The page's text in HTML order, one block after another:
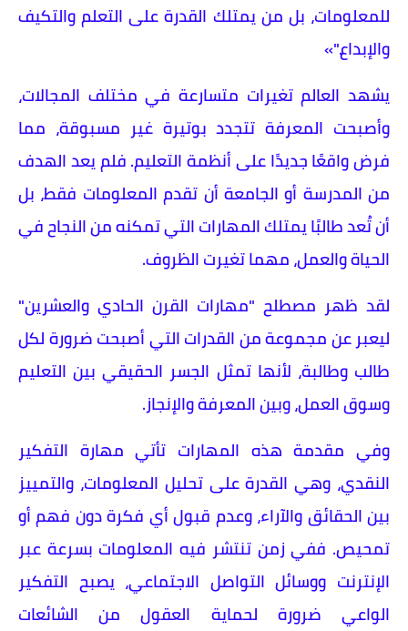
للمعلومات، بل من يمتلك القدرة على التعلم والتكيف
والإبداع."»
يشهد العالم تغيرات متسارعة في مختلف المجالات،
وأصبحت المعرفة تتجدد بوتيرة غير مسبوقة، مما
فرض واقعًا جديدًا على أنظمة التعليم. فلم يعد الهدف
من المدرسة أو الجامعة أن تقدم المعلومات فقط، بل
أن تُعد طالبًا يمتلك المهارات التي تمكنه من النجاح في
الحياة والعمل، مهما تغيرت الظروف.
لقد ظهر مصطلح "مهارات القرن الحادي والعشرين"
ليعبر عن مجموعة من القدرات التي أصبحت ضرورة لكل
طالب وطالبة، لأنها تمثل الجسر الحقيقي بين التعليم
وسوق العمل، وبين المعرفة والإنجاز.
وفي مقدمة هذه المهارات تأتي مهارة التفكير
النقدي، وهي القدرة على تحليل المعلومات، والتمييز
بين الحقائق والآراء، وعدم قبول أي فكرة دون فهم أو
تمحيص. ففي زمن تنتشر فيه المعلومات بسرعة عبر
الإنترنت ووسائل التواصل الاجتماعي، يصبح التفكير
الواعي ضرورة لحماية العقول من الشائعات